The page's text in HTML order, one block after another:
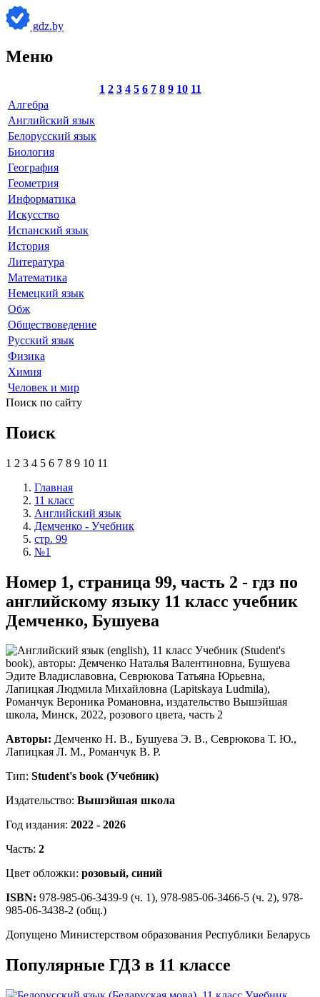
gdz.by
Меню
1 2 3 4 5 6 7 8 9 10 11
Алгебра
Английский язык
Белорусский язык
Биология
География
Геометрия
Информатика
Искусство
Испанский язык
История
Литература
Математика
Немецкий язык
Обж
Обществоведение
Русский язык
Физика
Химия
Человек и мир
Поиск по сайту
Поиск
1 2 3 4 5 6 7 8 9 10 11
Главная
11 класс
Английский язык
Демченко - Учебник
стр. 99
№1
Номер 1, страница 99, часть 2 - гдз по
английскому языку 11 класс учебник
Демченко, Бушуева
Авторы: Демченко Н. В., Бушуева Э. В., Севрюкова Т. Ю.,
Лапицкая Л. М., Романчук В. Р.
Тип: Student's book (Учебник)
Издательство: Вышэйшая школа
Год издания: 2022 - 2026
Часть: 2
Цвет обложки: розовый, синий
ISBN: 978-985-06-3439-9 (ч. 1), 978-985-06-3466-5 (ч. 2), 978-
985-06-3438-2 (общ.)
Допущено Министерством образования Республики Беларусь
Популярные ГДЗ в 11 классе